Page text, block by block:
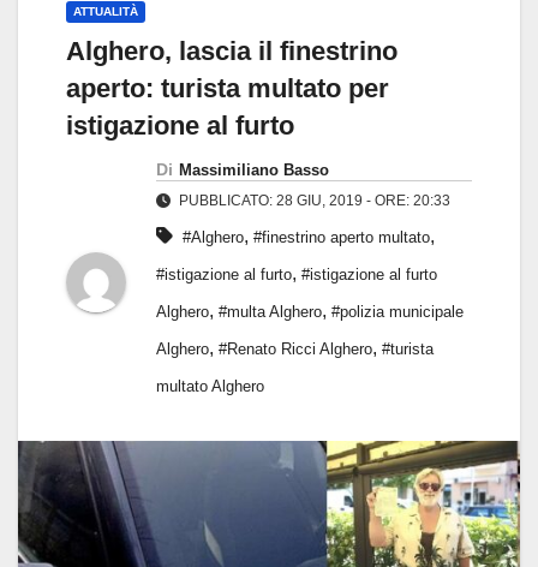
ATTUALITÀ
Alghero, lascia il finestrino
aperto: turista multato per
istigazione al furto
Di Massimiliano Basso
PUBBLICATO: 28 GIU, 2019 - ORE: 20:33
#Alghero, #finestrino aperto multato,
#istigazione al furto, #istigazione al furto
Alghero, #multa Alghero, #polizia municipale
Alghero, #Renato Ricci Alghero, #turista
multato Alghero